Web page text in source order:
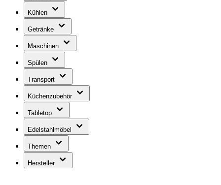
Kühlen
Getränke
Maschinen
Spülen
Transport
Küchenzubehör
Tabletop
Edelstahlmöbel
Themen
Hersteller